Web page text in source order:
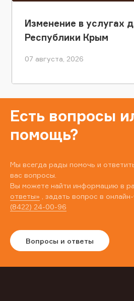
Изменение в услугах
Республики Крым
07 августа, 2026
Есть вопросы
помощь?
Мы всегда рады помочь и
вас вопросы.
Вы можете найти информацию в
ответы» , задать вопрос в
(8422) 24-00-96
Вопросы и ответы